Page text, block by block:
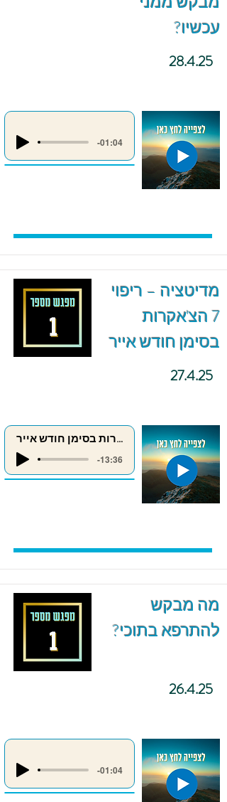
עכשיו?
28.4.25
-01:04
מדיטציה – ריפוי
7 הצ'אקרות
בסימן חודש אייר
27.4.25
ריפוי 7 הצ'אקרות בסימן חודש אייר
-13:36
מה מבקש
להתרפא בתוכי?
26.4.25
-01:04